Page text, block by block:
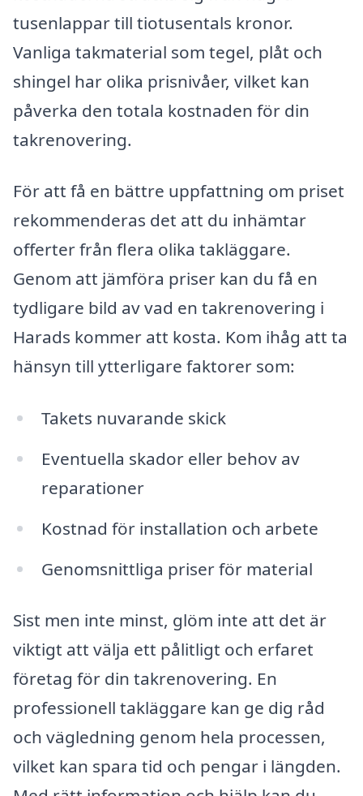
tusenlappar till tiotusentals kronor.
Vanliga takmaterial som tegel, plåt och
shingel har olika prisnivåer, vilket kan
påverka den totala kostnaden för din
takrenovering.
För att få en bättre uppfattning om priset
rekommenderas det att du inhämtar
offerter från flera olika takläggare.
Genom att jämföra priser kan du få en
tydligare bild av vad en takrenovering i
Harads kommer att kosta. Kom ihåg att ta
hänsyn till ytterligare faktorer som:
Takets nuvarande skick
Eventuella skador eller behov av
reparationer
Kostnad för installation och arbete
Genomsnittliga priser för material
Sist men inte minst, glöm inte att det är
viktigt att välja ett pålitligt och erfaret
företag för din takrenovering. En
professionell takläggare kan ge dig råd
och vägledning genom hela processen,
vilket kan spara tid och pengar i längden.